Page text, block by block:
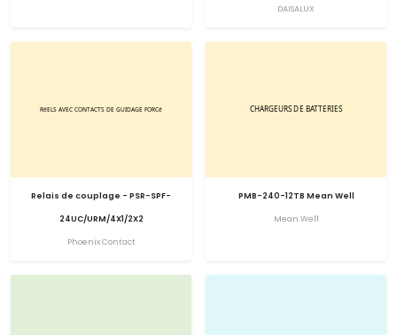
DAISALUX
Relais de couplage - PSR-SPF-
24UC/URM/4X1/2X2
Phoenix Contact
PMB-240-12TB Mean Well
Mean Well